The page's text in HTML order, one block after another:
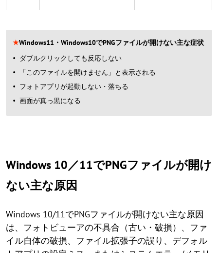
★Windows11・Windows10でPNGファイルが開けない主な症状
ダブルクリックしても反応しない
「このファイルを開けません」と表示される
フォトアプリが起動しない・落ちる
画面が真っ黒になる
Windows 10／11でPNGファイルが開け
ない主な原因
Windows 10/11でPNGファイルが開けない主な原因
は、フォトビューアの不具合（古い・破損）、ファ
イル自体の破損、ファイル拡張子の誤り、デフォル